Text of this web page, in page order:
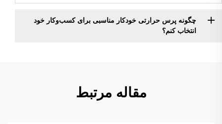
چگونه پرس حرارتی خودکار مناسبی برای کسب‌وکار خود
انتخاب کنم؟
مقاله مرتبط